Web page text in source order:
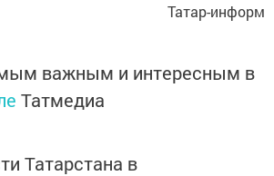
Татар-информ
важным и интересным в
Татмедиа
Татарстана в